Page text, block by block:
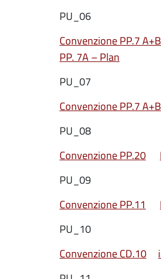
PU_06
Convenzione PP.7 A+B
PP. 7A – Plan
PU_07
Convenzione PP.7 A+B
PU_08
Convenzione PP.20
PU_09
Convenzione PP.11
PU_10
Convenzione CD.10